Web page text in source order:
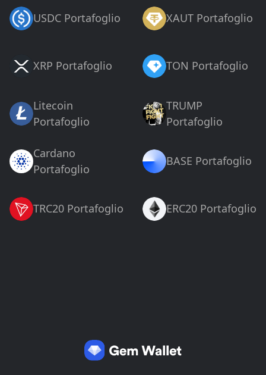
USDC Portafoglio XAUT Portafoglio
XRP Portafoglio TON Portafoglio
Litecoin
Portafoglio
TRUMP
Portafoglio
Cardano
Portafoglio
BASE Portafoglio
TRC20 Portafoglio ERC20 Portafoglio